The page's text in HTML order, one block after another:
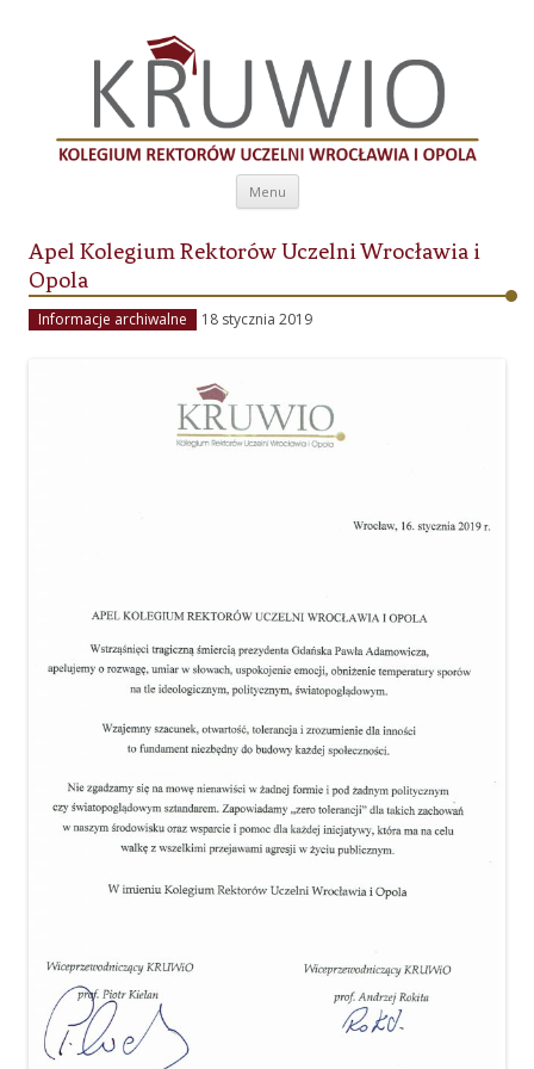
Kolegium Rektorów Uczelni Wrocławia i
Opola
Menu Przeskocz do treści
Apel Kolegium Rektorów Uczelni Wrocławia i
Opola
Informacje archiwalne 18 stycznia 2019